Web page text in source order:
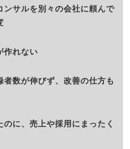
ンサルを別々の会社に頼んで
作れない
者数が伸びず、改善の仕方も
のに、売上や採用にまったく